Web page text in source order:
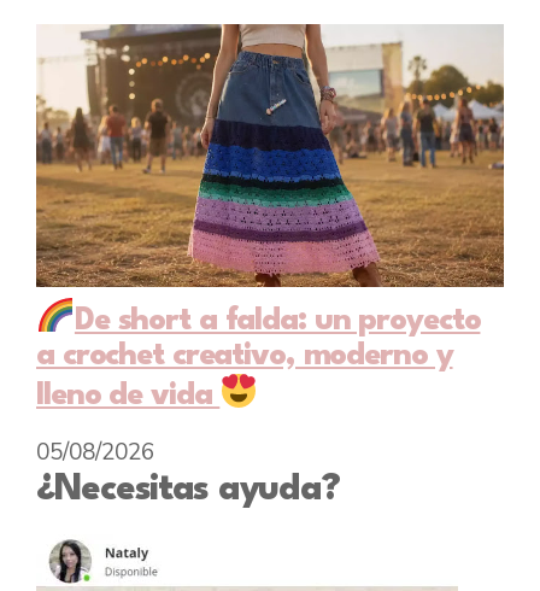
De short a falda: un proyecto
a crochet creativo, moderno y
lleno de vida
05/08/2026
¿Necesitas ayuda?